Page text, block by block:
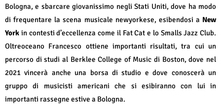
Bologna, e sbarcare giovanissimo negli Stati Uniti, dove ha modo
di frequentare la scena musicale newyorkese, esibendosi a New
York in contesti d’eccellenza come il Fat Cat e lo Smalls Jazz Club.
Oltreoceano Francesco ottiene importanti risultati, tra cui un
percorso di studi al Berklee College of Music di Boston, dove nel
2021 vincerà anche una borsa di studio e dove conoscerà un
gruppo di musicisti americani che si esibiranno con lui in
importanti rassegne estive a Bologna.